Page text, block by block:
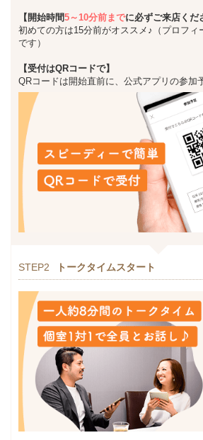
【開始時間5～10分前までに必ずご来店くだ
初めての方は15分前がオススメ♪（プロフィ
です）
【受付はQRコードで】
QRコードは開始直前に、公式アプリの参加
STEP2 トークタイムスタート